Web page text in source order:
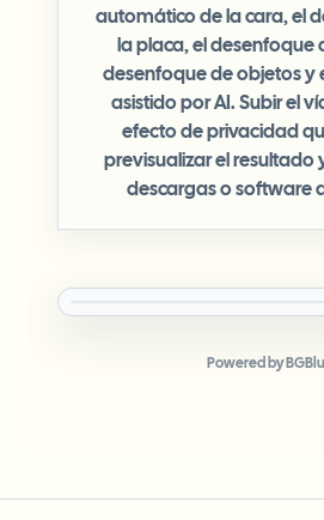
automático de la cara, el
la placa, el desenfoque
desenfoque de objetos y
asistido por AI. Subir el
efecto de privacidad
previsualizar el resultado
descargas o software
Powered by